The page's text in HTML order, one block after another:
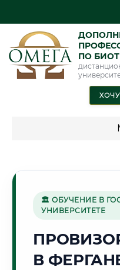
ПО
Г.
🏛 ОБУЧЕНИЕ В
УНИВЕРСИТЕТЕ
В